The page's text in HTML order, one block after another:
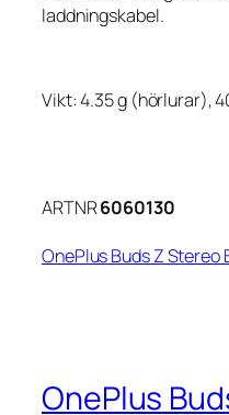
laddningskabel.
Vikt: 4.35 g (hörlurar),
ARTNR6060130
OnePlus Buds Z Stereo
OnePlus